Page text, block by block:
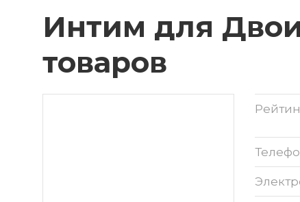
Интим для
товаров